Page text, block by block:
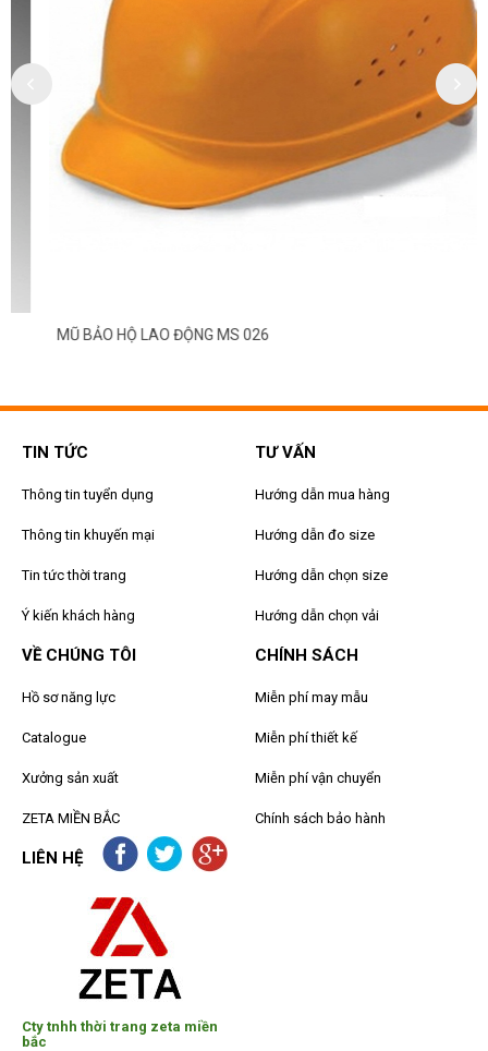
MŨ BẢO HỘ LAO ĐỘNG MS 026
TIN TỨC
Thông tin tuyển dụng
Thông tin khuyến mại
Tin tức thời trang
Ý kiến khách hàng
TƯ VẤN
Hướng dẫn mua hàng
Hướng dẫn đo size
Hướng dẫn chọn size
Hướng dẫn chọn vải
VỀ CHÚNG TÔI
Hồ sơ năng lực
Catalogue
Xưởng sản xuất
ZETA MIỀN BẮC
CHÍNH SÁCH
Miễn phí may mẫu
Miễn phí thiết kế
Miễn phí vận chuyển
Chính sách bảo hành
LIÊN HỆ
Cty tnhh thời trang zeta miền
bắc